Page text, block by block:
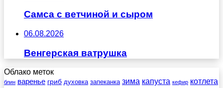
Самса с ветчиной и сыром
06.08.2026
Венгерская ватрушка
Облако меток
блин варенье гриб духовка запеканка зима капуста кефир котлета